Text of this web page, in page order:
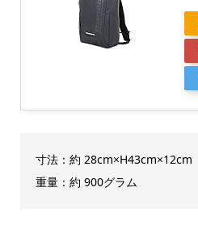
寸法：約 28cm×H43cm×12cm
重量：約 900グラム